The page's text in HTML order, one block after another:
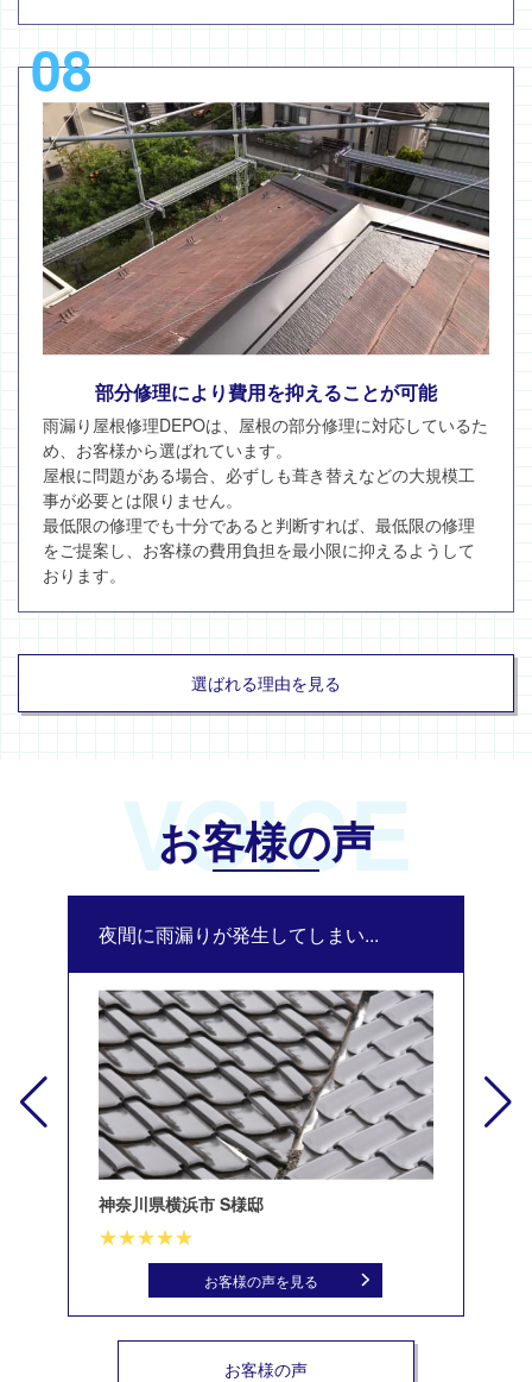
08
部分修理により費用を抑えることが可能
雨漏り屋根修理DEPOは、屋根の部分修理に対応しているた
め、お客様から選ばれています。
屋根に問題がある場合、必ずしも葺き替えなどの大規模工
事が必要とは限りません。
最低限の修理でも十分であると判断すれば、最低限の修理
をご提案し、お客様の費用負担を最小限に抑えるようして
おります。
選ばれる理由を見る
VOICE
お客様の声
夜間に雨漏りが発生してしまい...
神奈川県横浜市 S様邸
お客様の声を見る
お客様の声